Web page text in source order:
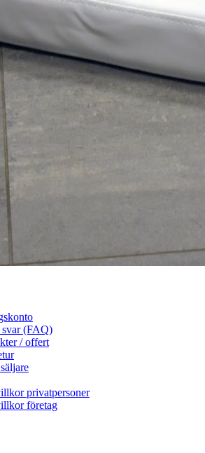
(FAQ)
/ offert
privatpersoner
företag